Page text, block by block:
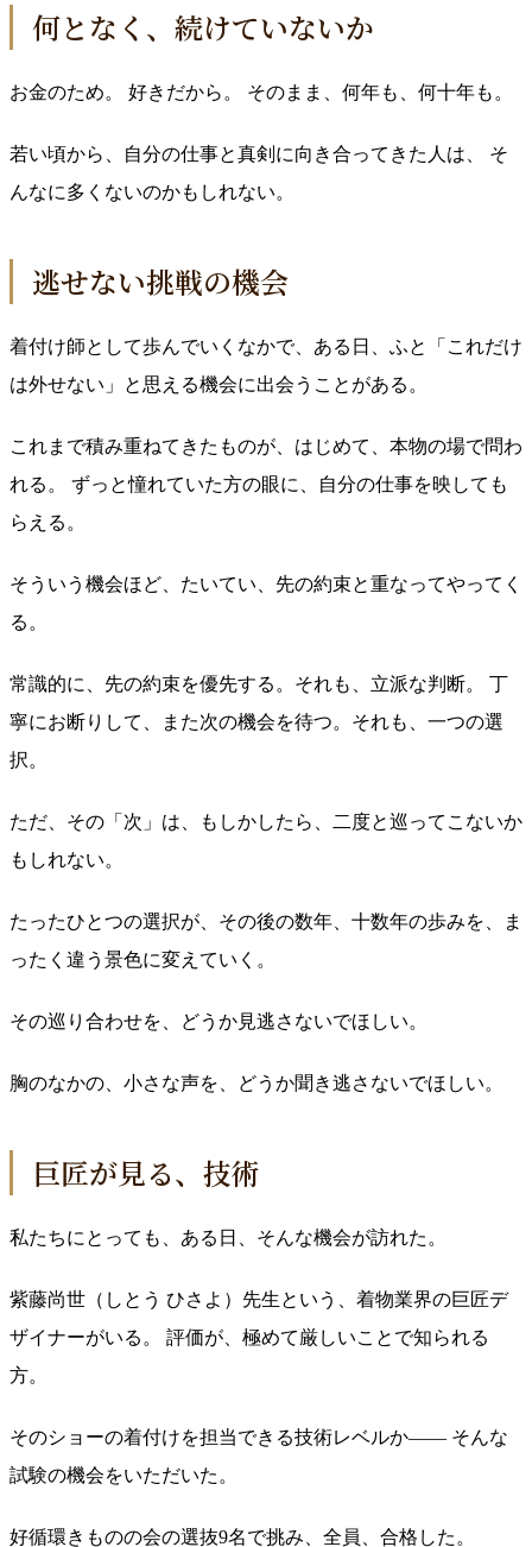
何となく、続けていないか
お金のため。 好きだから。 そのまま、何年も、何十年も。
若い頃から、自分の仕事と真剣に向き合ってきた人は、 そ
んなに多くないのかもしれない。
逃せない挑戦の機会
着付け師として歩んでいくなかで、ある日、ふと「これだけ
は外せない」と思える機会に出会うことがある。
これまで積み重ねてきたものが、はじめて、本物の場で問わ
れる。 ずっと憧れていた方の眼に、自分の仕事を映しても
らえる。
そういう機会ほど、たいてい、先の約束と重なってやってく
る。
常識的に、先の約束を優先する。それも、立派な判断。 丁
寧にお断りして、また次の機会を待つ。それも、一つの選
択。
ただ、その「次」は、もしかしたら、二度と巡ってこないか
もしれない。
たったひとつの選択が、その後の数年、十数年の歩みを、ま
ったく違う景色に変えていく。
その巡り合わせを、どうか見逃さないでほしい。
胸のなかの、小さな声を、どうか聞き逃さないでほしい。
巨匠が見る、技術
私たちにとっても、ある日、そんな機会が訪れた。
紫藤尚世（しとう ひさよ）先生という、着物業界の巨匠デ
ザイナーがいる。 評価が、極めて厳しいことで知られる
方。
そのショーの着付けを担当できる技術レベルか—— そんな
試験の機会をいただいた。
好循環きものの会の選抜9名で挑み、全員、合格した。